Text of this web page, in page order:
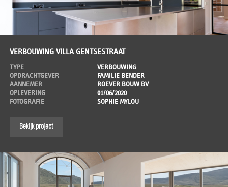
VERBOUWING VILLA GENTSESTRAAT
TYPE
VERBOUWING
OPDRACHTGEVER
FAMILIE BENDER
AANNEMER
ROEVER BOUW BV
OPLEVERING
01/06/2020
FOTOGRAFIE
SOPHIE MYLOU
Bekijk project